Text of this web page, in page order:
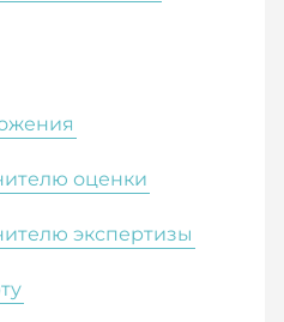
оценки
экспертизы